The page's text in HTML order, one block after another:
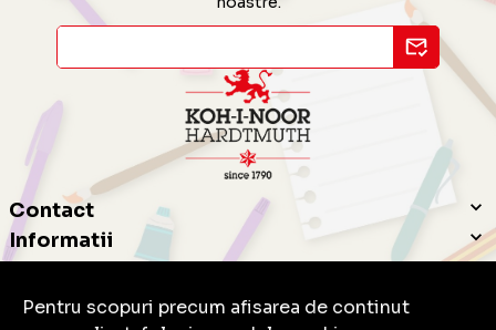
Contact
Informatii
Pentru scopuri precum afisarea de continut